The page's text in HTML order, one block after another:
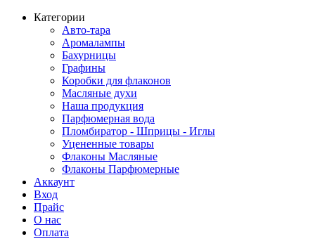
Категории
Авто-тара
Аромалампы
Бахурницы
Графины
Коробки для флаконов
Масляные духи
Наша продукция
Парфюмерная вода
Пломбиратор - Шприцы - Иглы
Уцененные товары
Флаконы Масляные
Флаконы Парфюмерные
Аккаунт
Вход
Прайс
О нас
Оплата